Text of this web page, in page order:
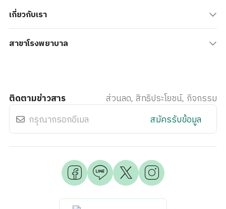
เกี่ยวกับเรา
สาขาโรงพยาบาล
ติดตามข่าวสาร
ส่วนลด, สิทธิประโยชน์, กิจกรรม
สมัครรับข้อมูล